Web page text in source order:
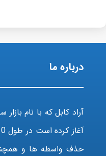
درباره ما
آراد کابل که با نام
حذف واسطه ها و